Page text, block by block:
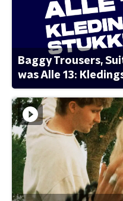
Baggy Trousers,
was Alle 13: